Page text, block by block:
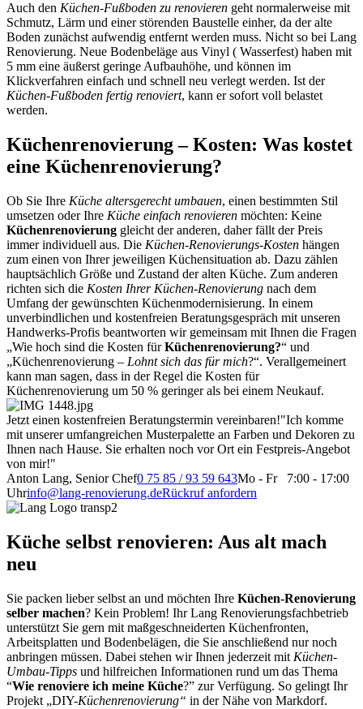
Auch den Küchen-Fußboden zu renovieren geht normalerweise mit
Schmutz, Lärm und einer störenden Baustelle einher, da der alte
Boden zunächst aufwendig entfernt werden muss. Nicht so bei Lang
Renovierung. Neue Bodenbeläge aus Vinyl ( Wasserfest) haben mit
5 mm eine äußerst geringe Aufbauhöhe, und können im
Klickverfahren einfach und schnell neu verlegt werden. Ist der
Küchen-Fußboden fertig renoviert, kann er sofort voll belastet
werden.
Küchenrenovierung – Kosten: Was kostet
eine Küchenrenovierung?
Ob Sie Ihre Küche altersgerecht umbauen, einen bestimmten Stil
umsetzen oder Ihre Küche einfach renovieren möchten: Keine
Küchenrenovierung gleicht der anderen, daher fällt der Preis
immer individuell aus. Die Küchen-Renovierungs-Kosten hängen
zum einen von Ihrer jeweiligen Küchensituation ab. Dazu zählen
hauptsächlich Größe und Zustand der alten Küche. Zum anderen
richten sich die Kosten Ihrer Küchen-Renovierung nach dem
Umfang der gewünschten Küchenmodernisierung. In einem
unverbindlichen und kostenfreien Beratungsgespräch mit unseren
Handwerks-Profis beantworten wir gemeinsam mit Ihnen die Fragen
„Wie hoch sind die Kosten fürKüchenrenovierung?“ und
„Küchenrenovierung – Lohnt sich das für mich?“. Verallgemeinert
kann man sagen, dass in der Regel die Kosten für
Küchenrenovierung um 50 % geringer als bei einem Neukauf.
Jetzt einen kostenfreien Beratungstermin vereinbaren!"Ich komme
mit unserer umfangreichen Musterpalette an Farben und Dekoren zu
Ihnen nach Hause. Sie erhalten noch vor Ort ein Festpreis-Angebot
von mir!"
Anton Lang, Senior Chef0 75 85 / 93 59 643Mo - Fr 7:00 - 17:00
Uhrinfo@lang-renovierung.deRückruf anfordern
Küche selbst renovieren: Aus alt mach
neu
Sie packen lieber selbst an und möchten Ihre Küchen-Renovierung
selber machen? Kein Problem! Ihr Lang Renovierungsfachbetrieb
unterstützt Sie gern mit maßgeschneiderten Küchenfronten,
Arbeitsplatten und Bodenbelägen, die Sie anschließend nur noch
anbringen müssen. Dabei stehen wir Ihnen jederzeit mit Küchen-
Umbau-Tipps und hilfreichen Informationen rund um das Thema
“Wie renoviere ich meine Küche?” zur Verfügung. So gelingt Ihr
Projekt „DIY-Küchenrenovierung“ in der Nähe von Markdorf.